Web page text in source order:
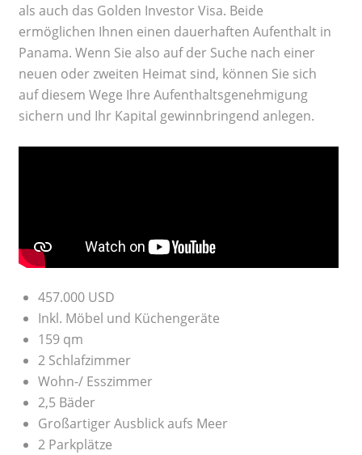
als auch das Golden Investor Visa. Beide
ermöglichen Ihnen einen dauerhaften Aufenthalt in
Panama. Wenn Sie also auf der Suche nach einer
neuen oder zweiten Heimat sind, können Sie sich
auf diesem Wege Ihre Aufenthaltsgenehmigung
sichern und Ihr Kapital gewinnbringend anlegen.
457.000 USD
Inkl. Möbel und Küchengeräte
159 qm
2 Schlafzimmer
Wohn-/ Esszimmer
2,5 Bäder
Großartiger Ausblick aufs Meer
2 Parkplätze